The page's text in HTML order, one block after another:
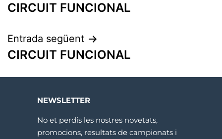
CIRCUIT FUNCIONAL
Entrada següent
CIRCUIT FUNCIONAL
NEWSLETTER
No et perdis les nostres novetats,
promocions, resultats de campionats i